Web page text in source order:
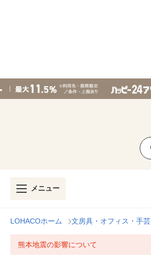
メニュー
LOHACOホーム 文房具・オフィス・手芸
熊本地震の影響について